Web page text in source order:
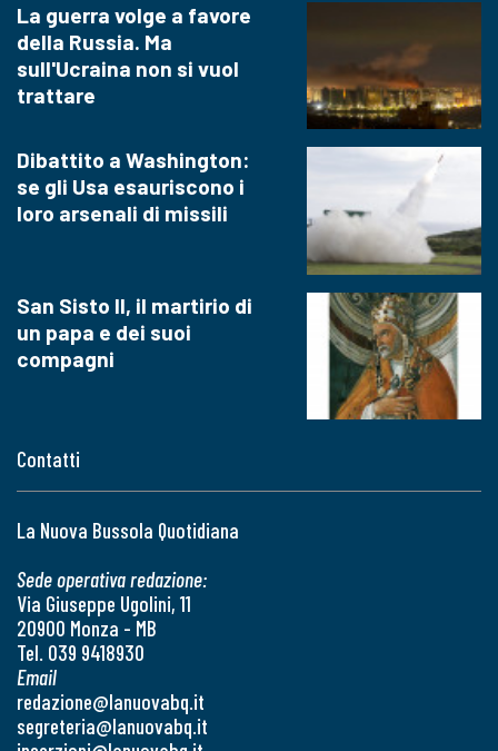
Contatti
La Nuova Bussola Quotidiana
Sede operativa redazione:
Via Giuseppe Ugolini, 11
20900 Monza - MB
Tel. 039 9418930
Email
redazione@lanuovabq.it
segreteria@lanuovabq.it
La guerra volge a favore
della Russia. Ma
sull'Ucraina non si vuol
trattare
Dibattito a Washington:
se gli Usa esauriscono i
loro arsenali di missili
San Sisto II, il martirio di
un papa e dei suoi
compagni